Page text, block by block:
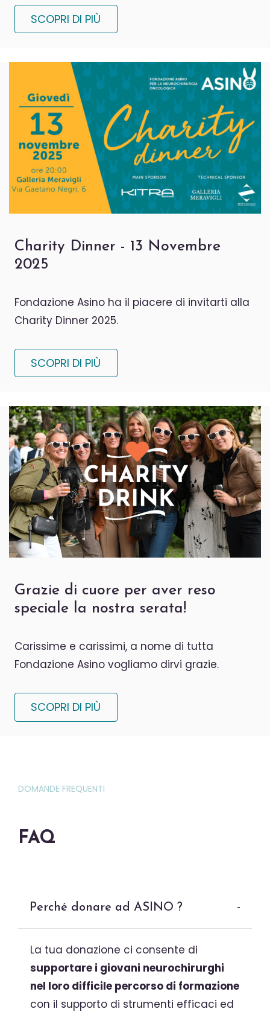
SCOPRI DI PIÙ
Charity Dinner - 13 Novembre
2025
Fondazione Asino ha il piacere di invitarti alla
Charity Dinner 2025.
SCOPRI DI PIÙ
Grazie di cuore per aver reso
speciale la nostra serata!
Carissime e carissimi, a nome di tutta
Fondazione Asino vogliamo dirvi grazie.
SCOPRI DI PIÙ
DOMANDE FREQUENTI
FAQ
Perché donare ad ASINO ? -
La tua donazione ci consente di
supportare i giovani neurochirurghi
nel loro difficile percorso di formazione
con il supporto di strumenti efficaci ed